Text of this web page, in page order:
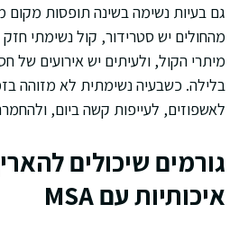
גם בעיות נשימה בשינה תופסות
מהחולים יש סטרידור, קול נשימתי
מיתרי הקול, ולעיתים יש אירועים של
בלילה. כשבעיה נשימתית לא מזוהה
לאשפוזים, לעייפות קשה ביום,
גורמים שיכולים
איכותיות עם MSA